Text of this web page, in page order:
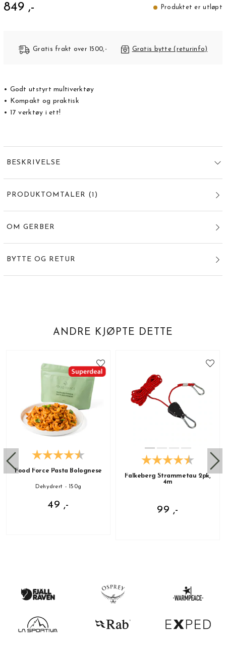
849 ,- Produktet er utløpt
Gratis frakt over 1500,- Gratis bytte (returinfo)
• Godt utstyrt multiverktøy
• Kompakt og praktisk
• 17 verktøy i ett!
BESKRIVELSE
PRODUKTOMTALER (1 )
OM GERBER
BYTTE OG RETUR
ANDRE KJØPTE DETTE
Food Force Pasta Bolognese
Dehydrert - 150g
49 ,-
Falkeberg Strammetau 2pk,
4m
99 ,-